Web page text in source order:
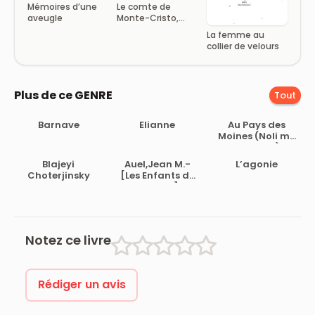
Mémoires d’une
aveugle
Le comte de
Monte-Cristo,
La femme au
collier de velours
Plus de ce GENRE Tout
Barnave Elianne
Au Pays des
Moines (Noli me
Tangere)
Blajeyi
Choterjinsky
Auel,Jean M.-
[Les Enfants de
la Terre-1]Le
L’agonie
Notez ce livre
Rédiger un avis